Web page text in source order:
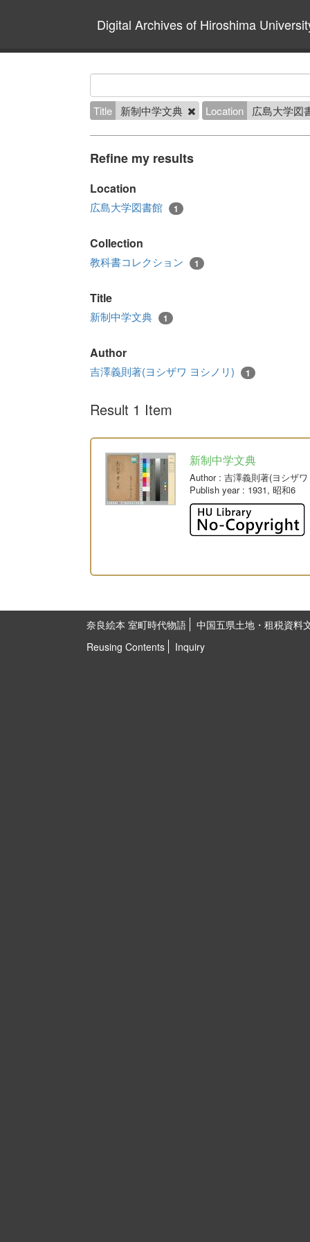
Digital Archives of Hiroshima
Title 新制中学文典 Location 広島大学図
Refine my results
Location
広島大学図書館 1
Collection
教科書コレクション 1
Title
新制中学文典 1
Author
吉澤義則著(ヨシザワ ヨシノリ) 1
Result 1 Item
新制中学文典
Author: 吉澤義則著(ヨシザ
Publish year: 1931, 昭和6
奈良絵本 室町時代物語
中国五県土地・租税資料
Reusing Contents
Inquiry